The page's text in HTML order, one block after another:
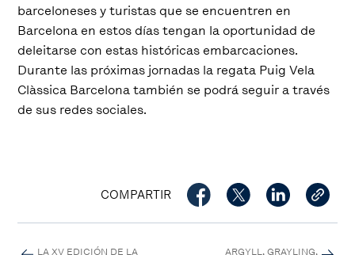
barceloneses y turistas que se encuentren en
Barcelona en estos días tengan la oportunidad de
deleitarse con estas históricas embarcaciones.
Durante las próximas jornadas la regata Puig Vela
Clàssica Barcelona también se podrá seguir a través
de sus redes sociales.
COMPARTIR
LA XV EDICIÓN DE LA
ARGYLL, GRAYLING,